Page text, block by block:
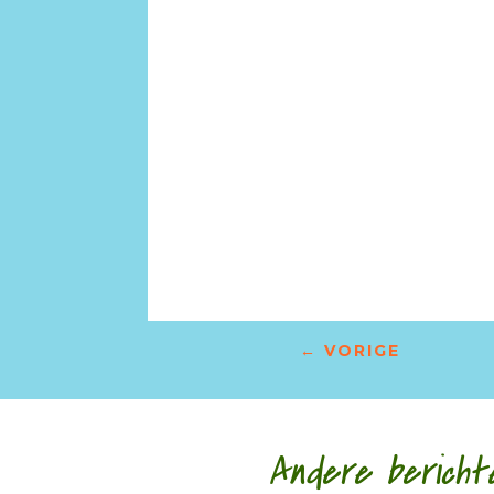
← VORIGE
Andere